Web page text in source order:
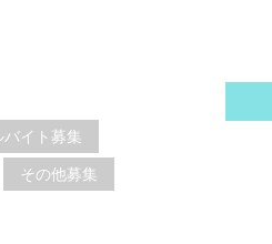
バイト募集
その他募集